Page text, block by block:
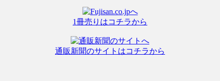
1冊売りはコチラから
通販新聞のサイトはコチラから